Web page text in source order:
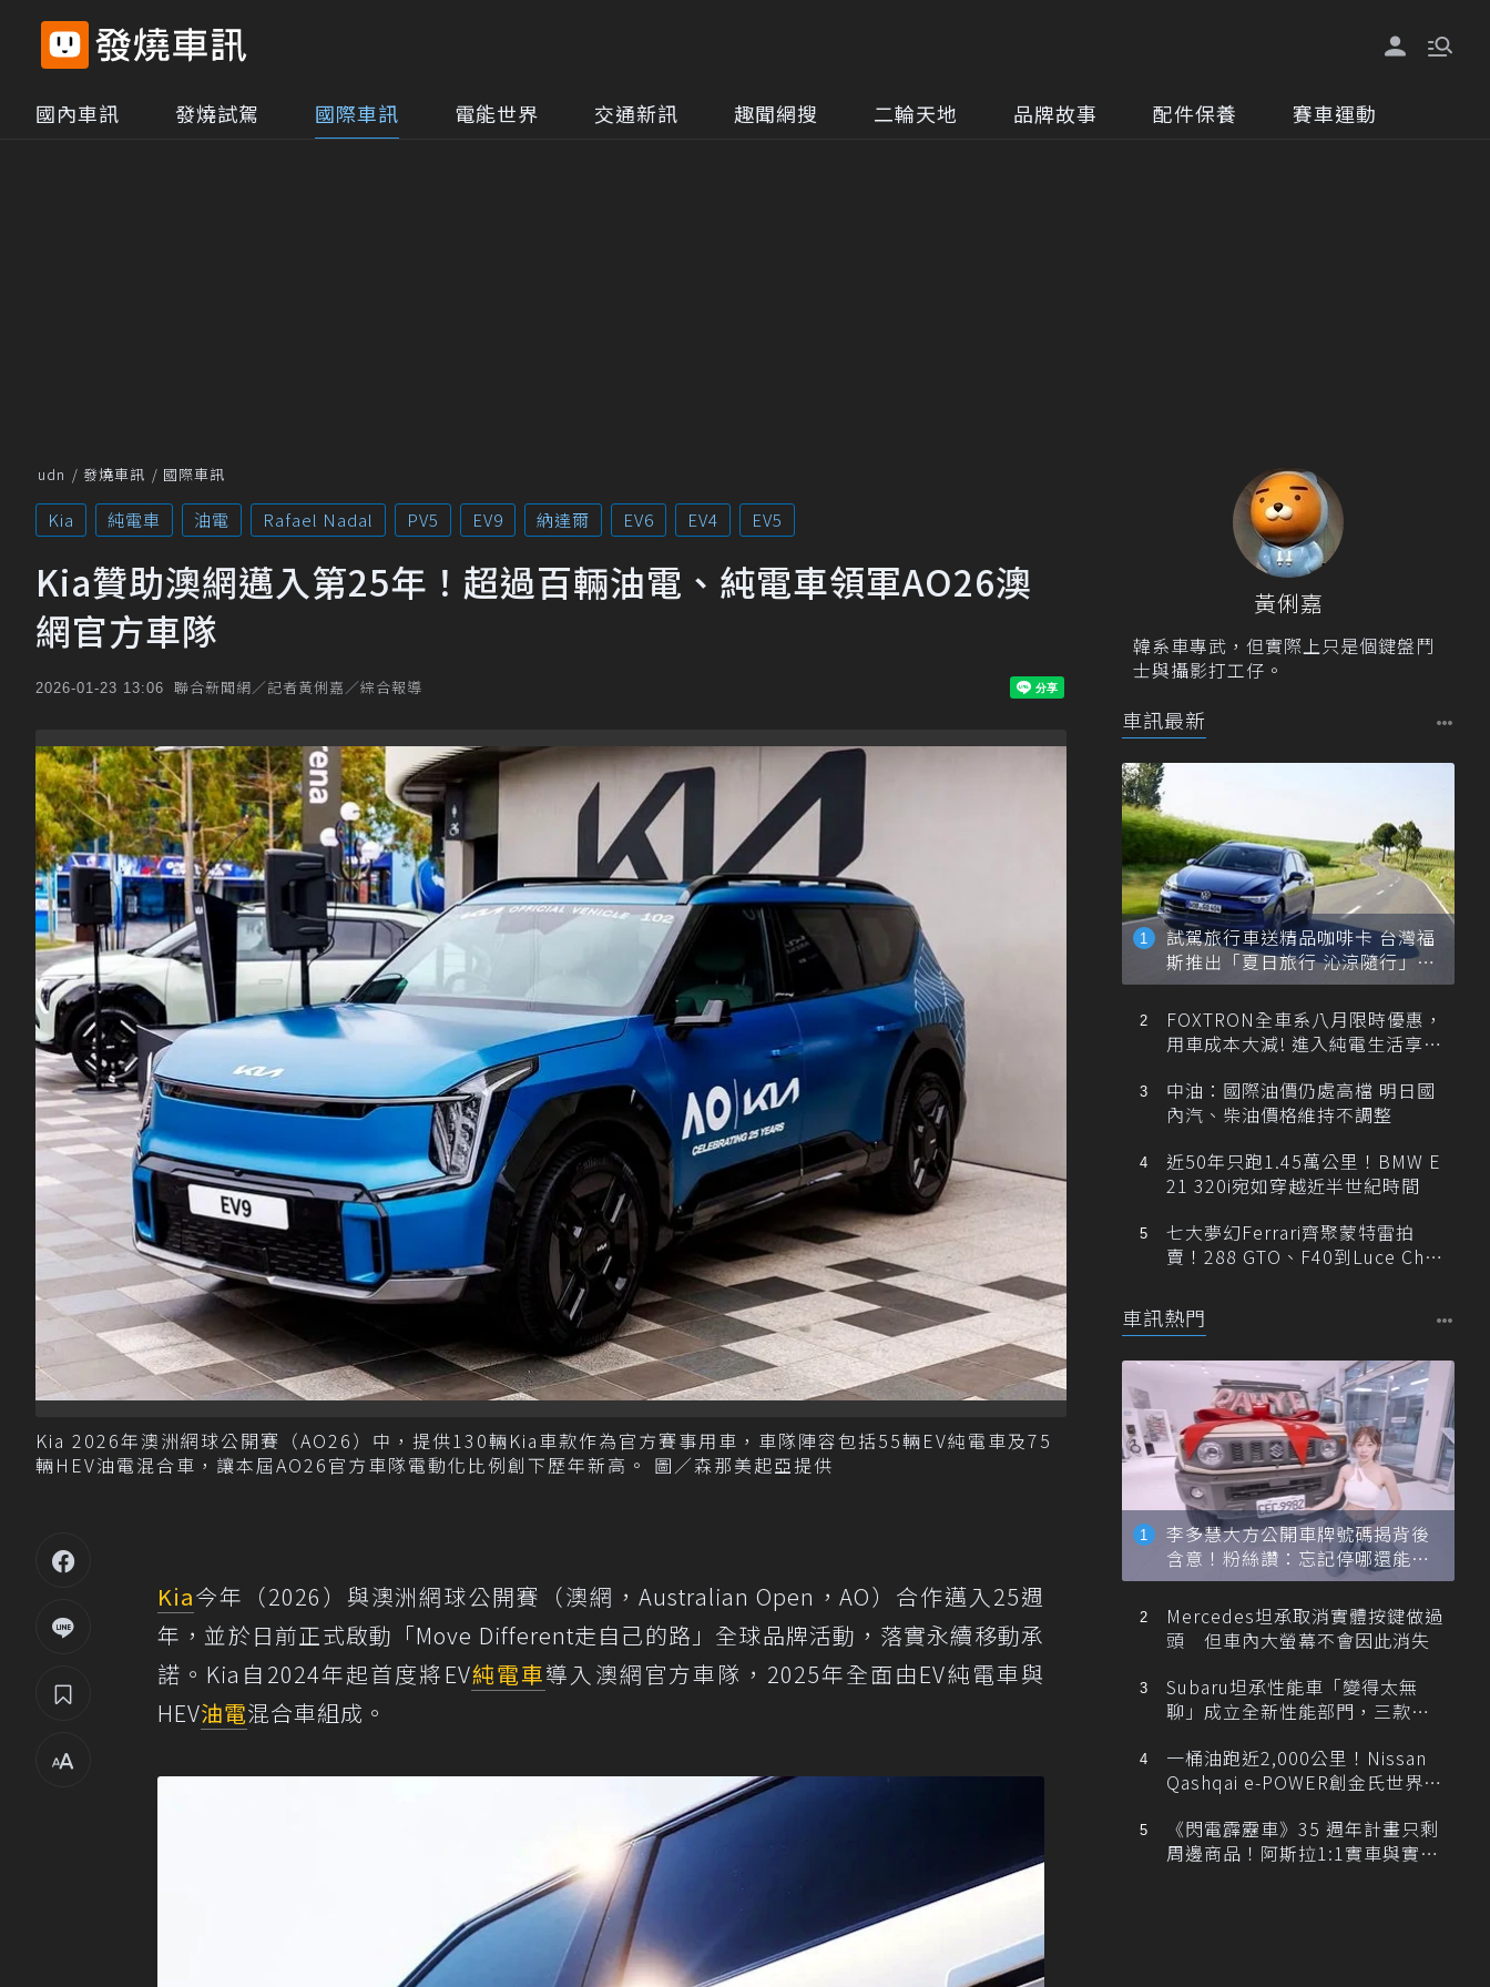
國內車訊 發燒試駕 國際車訊 電能世界 交通新訊 趣聞網搜 二輪天地 品牌故事 配件保養 賽車運動
udn 發燒車訊 國際車訊
Kia 純電車 油電 Rafael Nadal PV5 EV9 納達爾 EV6 EV4 EV5
Kia贊助澳網邁入第25年！超過百輛油電、純電車領軍AO26澳
網官方車隊
2026-01-23 13:06 聯合新聞網／記者黃俐嘉／綜合報導
Kia 2026年澳洲網球公開賽（AO26）中，提供130輛Kia車款作為官方賽事用車，車隊陣容包括55輛EV純電車及75
輛HEV油電混合車，讓本屆AO26官方車隊電動化比例創下歷年新高。 圖／森那美起亞提供
Kia今年（2026）與澳洲網球公開賽（澳網，Australian Open，AO）合作邁入25週
年，並於日前正式啟動「Move Different走自己的路」全球品牌活動，落實永續移動承
諾。Kia自2024年起首度將EV純電車導入澳網官方車隊，2025年全面由EV純電車與
HEV油電混合車組成。
黃俐嘉
韓系車專武，但實際上只是個鍵盤鬥
士與攝影打工仔。
車訊最新
試駕旅行車送精品咖啡卡 台灣福
斯推出「夏日旅行 沁涼隨行」活
動
FOXTRON全車系八月限時優惠，
用車成本大減! 進入純電生活享
中油：國際油價仍處高檔 明日國
內汽、柴油價格維持不調整
近50年只跑1.45萬公里！BMW E
21 320i宛如穿越近半世紀時間
七大夢幻Ferrari齊聚蒙特雷拍
賣！288 GTO、F40到Luce Cha
車訊熱門
李多慧大方公開車牌號碼揭背後
含意！粉絲讚：忘記停哪還能幫
忙找車
Mercedes坦承取消實體按鍵做過
頭 但車內大螢幕不會因此消失
Subaru坦承性能車「變得太無
聊」成立全新性能部門，三款手
一桶油跑近2,000公里！Nissan
Qashqai e-POWER創金氏世界紀
《閃電霹靂車》35 週年計畫只剩
周邊商品！阿斯拉1:1實車與實體